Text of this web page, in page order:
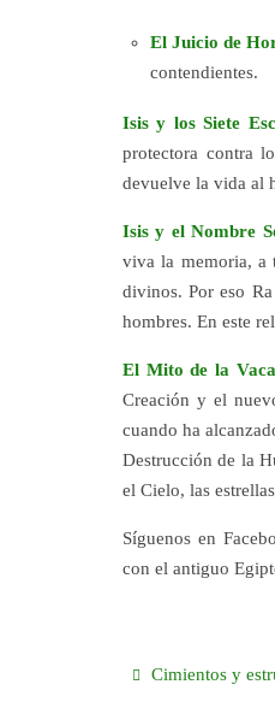
El Juicio de
contendientes.
Isis y los Siete
protectora contra
devuelve la vida al
Isis y el Nombre
viva la memoria, a
divinos. Por eso
hombres. En este
El Mito de la
Creación y el
cuando ha
Destrucción de la
el Cielo, las
Síguenos en
con el antiguo
Cimientos y